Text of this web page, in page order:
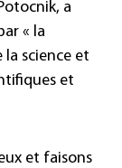
a
« la
science et
et
et faisons